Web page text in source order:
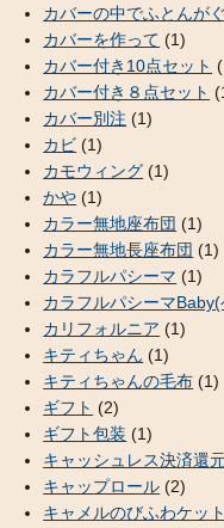
カバーの中でふとんが
カバーを作って (1)
カバー付き10点セット
カバー付き８点セット
カバー別注 (1)
カビ (1)
カモウィング (1)
かや (1)
カラー無地座布団 (1)
カラー無地長座布団 (1)
カラフルパシーマ (1)
カラフルパシーマBaby(
カリフォルニア (1)
キティちゃん (1)
キティちゃんの毛布 (1)
ギフト (2)
ギフト包装 (1)
キャッシュレス決済還
キャップロール (2)
キャメルのびふわケット